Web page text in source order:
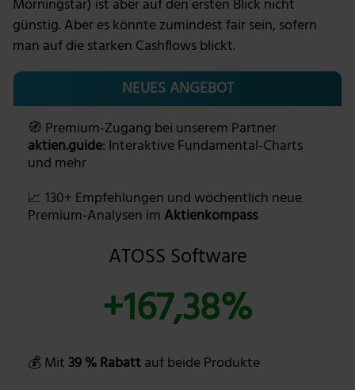
Morningstar) ist aber auf den ersten Blick nicht
günstig. Aber es könnte zumindest fair sein, sofern
man auf die starken Cashflows blickt.
NEUES ANGEBOT
🧭 Premium-Zugang bei unserem Partner
aktien.guide: Interaktive Fundamental-Charts
und mehr
📈 130+ Empfehlungen und wöchentlich neue
Premium-Analysen im Aktienkompass
ATOSS Software
+167,38%
💰 Mit 39 % Rabattauf beide Produkte